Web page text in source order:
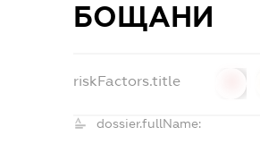
БОЩАНИ
riskFactors.title
dossier.fullName: